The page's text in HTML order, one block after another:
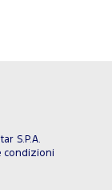
S.P.A.
condizioni